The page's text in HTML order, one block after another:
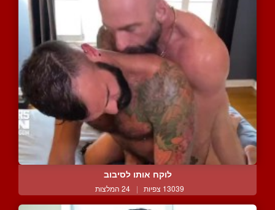
לוקח אותו לסיבוב
13039 צפיות | 24 המלצות